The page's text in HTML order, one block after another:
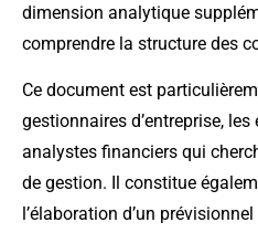
dimension analytique
comprendre la structure des
Ce document est
gestionnaires d’entreprise,
analystes financiers qui
de gestion. Il constitue
l’élaboration d’un